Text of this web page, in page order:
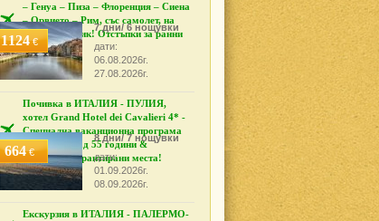
– Генуа – Пиза – Флоренция – Сиена
– Орвието – Рим, със самолет, на
български език! Отстъпки за ранни
записвания!
1124€
7 дни/ 6 нощувки
дати:
06.08.2026г.
27.08.2026г.
Почивка в ИТАЛИЯ - ПУЛИЯ,
хотел Grand Hotel dei Cavalieri 4* -
Специална ваканционна програма
за туристи над 55 години &
приятели! Гарантирани места!
664€
8 дни/ 7 нощувки
дати:
01.09.2026г.
08.09.2026г.
Екскурзия в ИТАЛИЯ - ПАЛЕРМО-